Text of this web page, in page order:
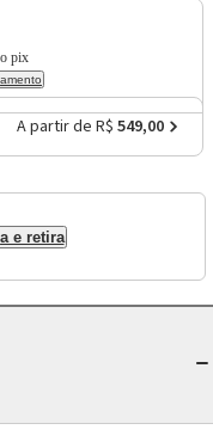
pix
A partir de R$ 549,00
e retira